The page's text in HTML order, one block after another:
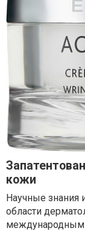
кожи
Научные знания
области